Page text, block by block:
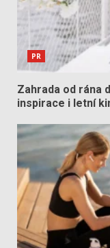
PR
Zahrada od rána
inspirace i letní